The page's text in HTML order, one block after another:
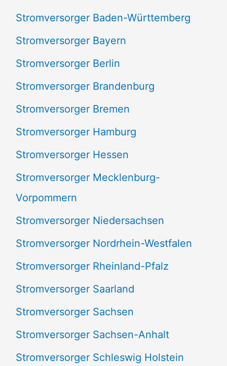
h
:
Stromversorger Baden-Württemberg
Stromversorger Bayern
Stromversorger Berlin
Stromversorger Brandenburg
Stromversorger Bremen
Stromversorger Hamburg
Stromversorger Hessen
Stromversorger Mecklenburg-
Vorpommern
Stromversorger Niedersachsen
Stromversorger Nordrhein-Westfalen
Stromversorger Rheinland-Pfalz
Stromversorger Saarland
Stromversorger Sachsen
Stromversorger Sachsen-Anhalt
Stromversorger Schleswig Holstein